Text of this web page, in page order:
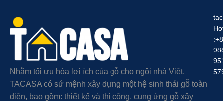
Nhằm tối ưu hóa lợi ích của gỗ cho ngôi nhà Việt,
TACASA có sứ mệnh xây dựng một hệ sinh thái gỗ toàn
diện, bao gồm: thiết kế và thi công, cung ứng gỗ xây